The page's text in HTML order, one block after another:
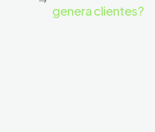
genera clientes?